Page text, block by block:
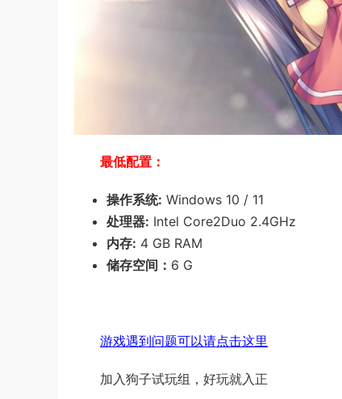
最低配置：
操作系统: Windows 10 / 11
处理器: Intel Core2Duo 2.4GHz
内存: 4 GB RAM
储存空间： 6 G
游戏遇到问题可以请点击这里
加入狗子试玩组，好玩就入正